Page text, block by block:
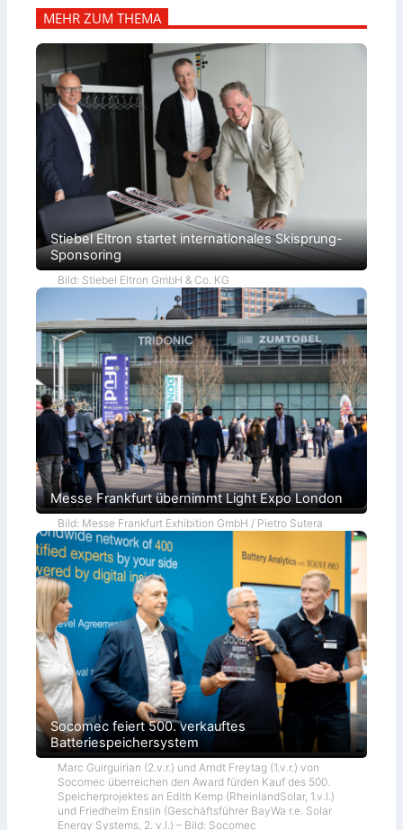
MEHR ZUM THEMA
Stiebel Eltron startet internationales Skisprung-
Sponsoring
Bild: Stiebel Eltron GmbH & Co. KG
Messe Frankfurt übernimmt Light Expo London
Bild: Messe Frankfurt Exhibition GmbH / Pietro Sutera
Socomec feiert 500. verkauftes
Batteriespeichersystem
Marc Guirguirian (2.v.r.) und Arndt Freytag (1.v.r.) von
Socomec überreichen den Award fürden Kauf des 500.
Speicherprojektes an Edith Kemp (RheinlandSolar, 1.v.l.)
und Friedhelm Enslin (Geschäftsführer BayWa r.e. Solar
Energy Systems, 2. v.l.) – Bild: Socomec